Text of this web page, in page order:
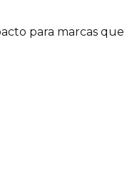
para marcas que